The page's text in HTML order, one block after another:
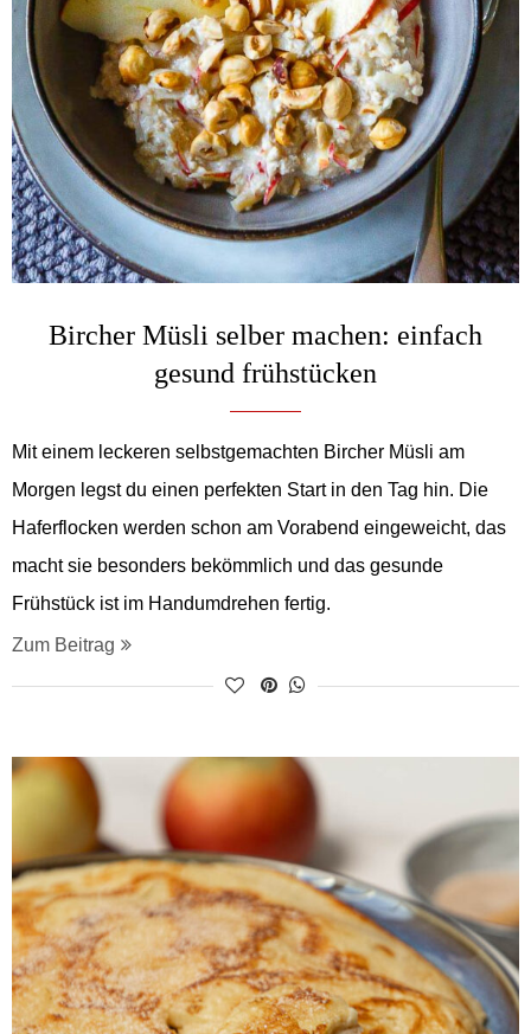
Bircher Müsli selber machen: einfach
gesund frühstücken
Mit einem leckeren selbstgemachten Bircher Müsli am
Morgen legst du einen perfekten Start in den Tag hin. Die
Haferflocken werden schon am Vorabend eingeweicht, das
macht sie besonders bekömmlich und das gesunde
Frühstück ist im Handumdrehen fertig.
Zum Beitrag